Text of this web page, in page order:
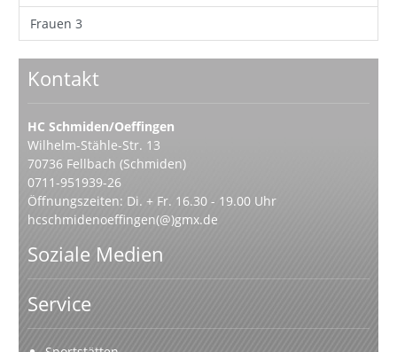
Frauen 3
Kontakt
HC Schmiden/Oeffingen
Wilhelm-Stähle-Str. 13
70736 Fellbach (Schmiden)
0711-951939-26
Öffnungszeiten: Di. + Fr. 16.30 - 19.00 Uhr
hcschmidenoeffingen(@)gmx.de
Soziale Medien
Service